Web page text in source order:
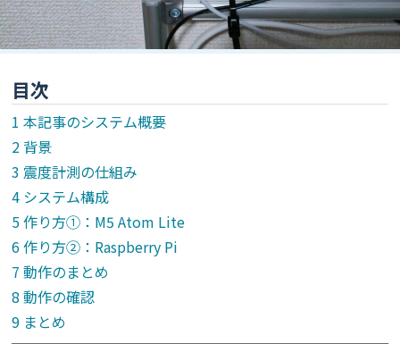
目次
本記事のシステム概要
背景
震度計測の仕組み
システム構成
作り方①：M5 Atom Lite
作り方②：Raspberry Pi
動作のまとめ
動作の確認
まとめ